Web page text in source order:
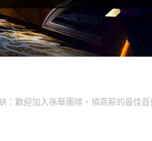
：歡迎加入孫華團隊，領高薪的最佳首